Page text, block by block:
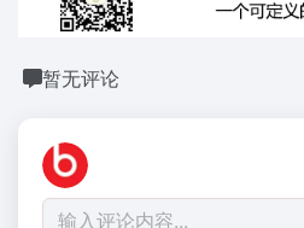
暂无评论